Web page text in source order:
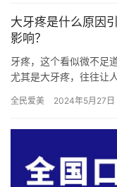
大牙疼是什么原因
影响？
牙疼，这个看似微不足
尤其是大牙疼，往往让
大牙…
全民爱美 2024年5月27日